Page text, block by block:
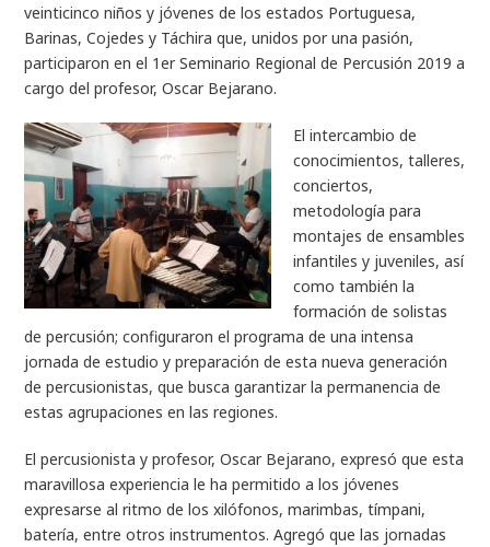
veinticinco niños y jóvenes de los estados Portuguesa,
Barinas, Cojedes y Táchira que, unidos por una pasión,
participaron en el 1er Seminario Regional de Percusión 2019 a
cargo del profesor, Oscar Bejarano.
El intercambio de
conocimientos, talleres,
conciertos,
metodología para
montajes de ensambles
infantiles y juveniles, así
como también la
formación de solistas
de percusión; configuraron el programa de una intensa
jornada de estudio y preparación de esta nueva generación
de percusionistas, que busca garantizar la permanencia de
estas agrupaciones en las regiones.
El percusionista y profesor, Oscar Bejarano, expresó que esta
maravillosa experiencia le ha permitido a los jóvenes
expresarse al ritmo de los xilófonos, marimbas, tímpani,
batería, entre otros instrumentos. Agregó que las jornadas